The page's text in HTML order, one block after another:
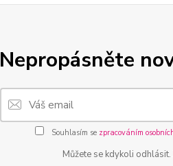
Nepropásněte
Souhlasím se zpracováním
Můžete se kdykoli